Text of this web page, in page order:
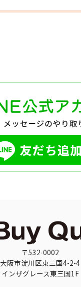
〒532-0002
大阪市淀川区東三国4-2-4
インザグレース東三国1F